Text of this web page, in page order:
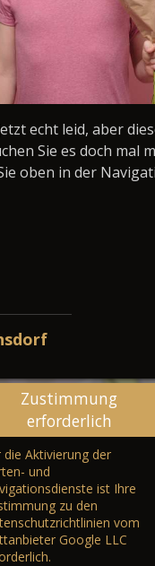
echt leid, aber
Sie es doch mal
oben in der
Weg 1, 24107
Zustimmung
erforderlich
die Aktivierung der
und
ist Ihre
zu den
vom
Google LLC